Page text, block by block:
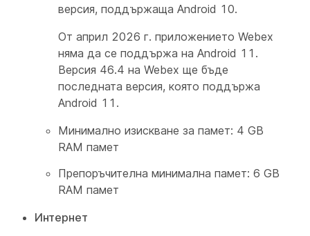
версия, поддържаща Android 10.
От април 2026 г. приложението Webex
няма да се поддържа на Android 11.
Версия 46.4 на Webex ще бъде
последната версия, която поддържа
Android 11.
Минимално изискване за памет: 4 GB
RAM памет
Препоръчителна минимална памет: 6 GB
RAM памет
Интернет